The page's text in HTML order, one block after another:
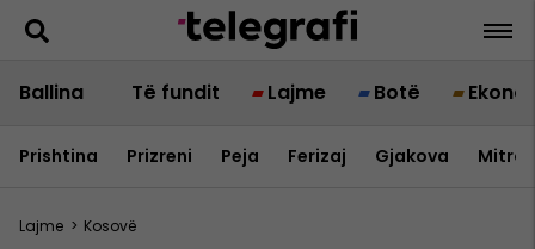
Ballina Të fundit Lajme Botë
Prishtina Prizreni Peja Ferizaj Gjakova
Lajme > Kosovë